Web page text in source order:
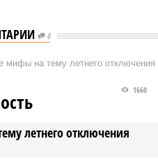
0
мифы на тему летнего отключения
летнего отключения
1660